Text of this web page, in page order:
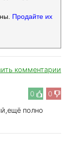
Продайте их
комментарии
0 0
полно